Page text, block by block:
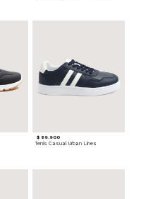
$ 89.900
Tenis Casual Urban Lines